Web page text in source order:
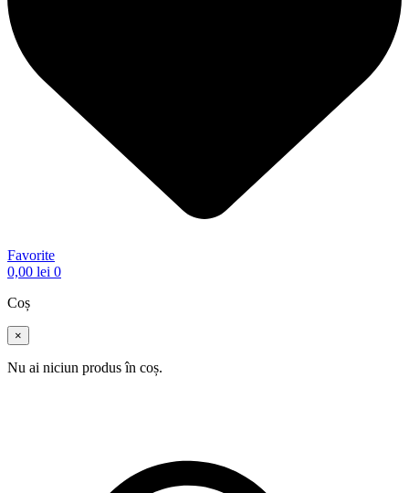
Favorite
0,00 lei 0
Coș
×
Nu ai niciun produs în coș.